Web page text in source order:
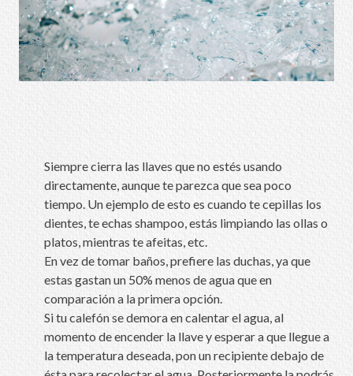
Siempre cierra las llaves que no estés usando
directamente, aunque te parezca que sea poco
tiempo. Un ejemplo de esto es cuando te cepillas los
dientes, te echas shampoo, estás limpiando las ollas o
platos, mientras te afeitas, etc.
En vez de tomar baños, prefiere las duchas, ya que
estas gastan un 50% menos de agua que en
comparación a la primera opción.
Si tu calefón se demora en calentar el agua, al
momento de encender la llave y esperar a que llegue a
la temperatura deseada, pon un recipiente debajo de